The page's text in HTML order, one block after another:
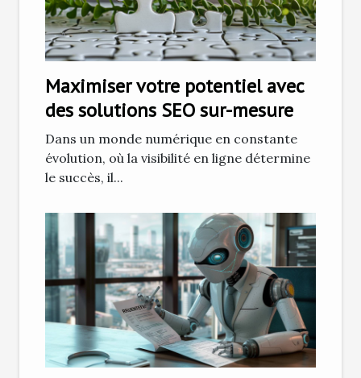
Maximiser votre potentiel avec
des solutions SEO sur-mesure
Dans un monde numérique en constante
évolution, où la visibilité en ligne détermine
le succès, il...